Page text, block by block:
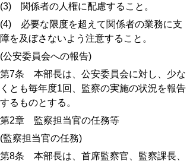
(3) 関係者の人権に配慮すること。
(4) 必要な限度を超えて関係者の業務に支
障を及ぼさないよう注意すること。
(公安委員会への報告)
第7条 本部長は、公安委員会に対し、少な
くとも毎年度1回、監察の実施の状況を報告
するものとする。
第2章 監察担当官の任務等
(監察担当官の任務)
第8条 本部長は、首席監察官、監察課長、